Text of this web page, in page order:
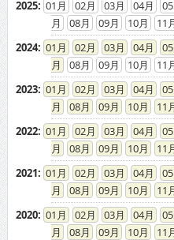
2024: 01 02 03 04 05
08
09 10 11
2023: 01 02 03 04 05
08
09 10 11
2022: 01 02 03 04 05
08
09 10 11
2021: 01 02 03 04 05
08
09 10 11
2020: 01 02 03 04 05
08
09 10 11
2019: 01 02 03 04 05
08
09 10 11